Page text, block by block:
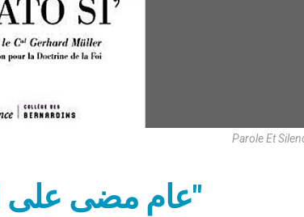
Parole Et
عام مضى على المنشور البابوي "كن مسبحًا"